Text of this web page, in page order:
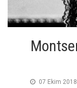
07 Ekim 2018